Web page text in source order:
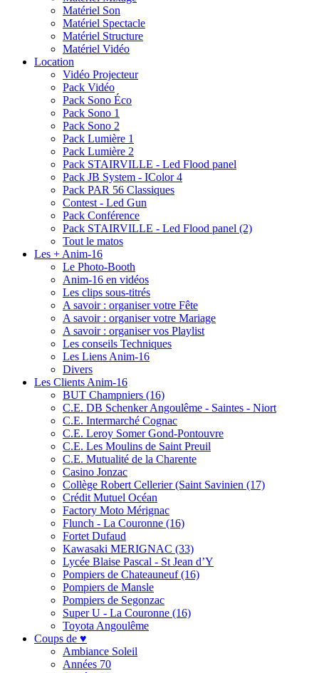
Matériel Son
Matériel Spectacle
Matériel Structure
Matériel Vidéo
Location
Vidéo Projecteur
Pack Vidéo
Pack Sono Éco
Pack Sono 1
Pack Sono 2
Pack Lumière 1
Pack Lumière 2
Pack STAIRVILLE - Led Flood panel
Pack JB System - IColor 4
Pack PAR 56 Classiques
Contest - Led Gun
Pack Conférence
Pack STAIRVILLE - Led Flood panel (2)
Tout le matos
Les + Anim-16
Le Photo-Booth
Anim-16 en vidéos
Les clips sous-titrés
A savoir : organiser votre Fête
A savoir : organiser votre Mariage
A savoir : organiser vos Playlist
Les conseils Techniques
Les Liens Anim-16
Divers
Les Clients Anim-16
BUT Champniers (16)
C.E. DB Schenker Angoulême - Saintes - Niort
C.E. Intermarché Cognac
C.E. Leroy Somer Gond-Pontouvre
C.E. Les Moulins de Saint Preuil
C.E. Mutualité de la Charente
Casino Jonzac
Collège Robert Cellerier (Saint Savinien (17)
Crédit Mutuel Océan
Factory Moto Mérignac
Flunch - La Couronne (16)
Fortet Dufaud
Kawasaki MERIGNAC (33)
Lycée Blaise Pascal - St Jean d’Y
Pompiers de Chateauneuf (16)
Pompiers de Mansle
Pompiers de Segonzac
Super U - La Couronne (16)
Toyota Angoulême
Coups de ♥
Ambiance Soleil
Années 70